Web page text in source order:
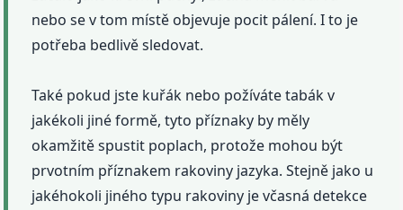
nebo se v tom místě objevuje pocit pálení. I to je
potřeba bedlivě sledovat.
Také pokud jste kuřák nebo požíváte tabák v
jakékoli jiné formě, tyto příznaky by měly
okamžitě spustit poplach, protože mohou být
prvotním příznakem rakoviny jazyka. Stejně jako u
jakéhokoli jiného typu rakoviny je včasná detekce